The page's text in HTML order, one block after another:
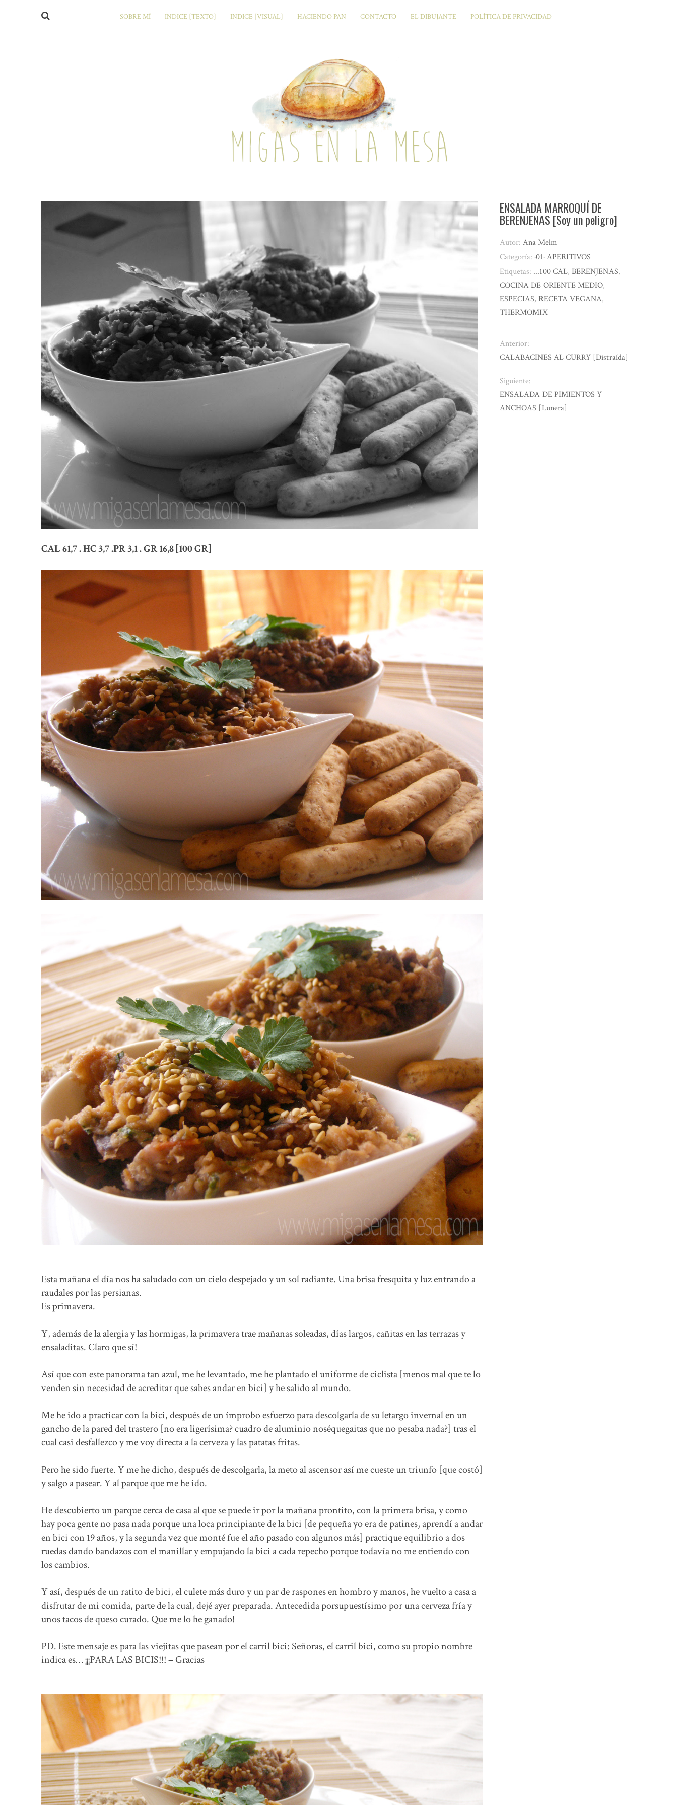
SOBRE MÍ INDICE [TEXTO] INDICE [VISUAL] HACIENDO PAN CONTACTO EL DIBUJANTE POLÍTICA DE PRIVACIDAD
CAL 61,7 . HC 3,7 .PR 3,1 . GR 16,8 [100 GR]
Esta mañana el día nos ha saludado con un cielo despejado y un sol radiante. Una brisa fresquita y luz entrando a
raudales por las persianas.
Es primavera.
Y, además de la alergia y las hormigas, la primavera trae mañanas soleadas, días largos, cañitas en las terrazas y
ensaladitas. Claro que sí!
Así que con este panorama tan azul, me he levantado, me he plantado el uniforme de ciclista [menos mal que te lo
venden sin necesidad de acreditar que sabes andar en bici] y he salido al mundo.
Me he ido a practicar con la bici, después de un ímprobo esfuerzo para descolgarla de su letargo invernal en un
gancho de la pared del trastero [no era ligerísima? cuadro de aluminio noséquegaitas que no pesaba nada?] tras el
cual casi desfallezco y me voy directa a la cerveza y las patatas fritas.
Pero he sido fuerte. Y me he dicho, después de descolgarla, la meto al ascensor así me cueste un triunfo [que costó]
y salgo a pasear. Y al parque que me he ido.
He descubierto un parque cerca de casa al que se puede ir por la mañana prontito, con la primera brisa, y como
hay poca gente no pasa nada porque una loca principiante de la bici [de pequeña yo era de patines, aprendí a andar
en bici con 19 años, y la segunda vez que monté fue el año pasado con algunos más] practique equilibrio a dos
ruedas dando bandazos con el manillar y empujando la bici a cada repecho porque todavía no me entiendo con
los cambios.
Y así, después de un ratito de bici, el culete más duro y un par de raspones en hombro y manos, he vuelto a casa a
disfrutar de mi comida, parte de la cual, dejé ayer preparada. Antecedida porsupuestísimo por una cerveza fría y
unos tacos de queso curado. Que me lo he ganado!
PD. Este mensaje es para las viejitas que pasean por el carril bici: Señoras, el carril bici, como su propio nombre
indica es… ¡¡¡PARA LAS BICIS!!! – Gracias
ENSALADA MARROQUÍ DE
BERENJENAS [Soy un peligro]
Autor:Ana Melm
Categoría: ·01· APERITIVOS
Etiquetas: ...100 CAL,BERENJENAS,
COCINA DE ORIENTE MEDIO,
ESPECIAS,RECETA VEGANA,
THERMOMIX
Anterior:
CALABACINES AL CURRY [Distraída]
Siguiente:
ENSALADA DE PIMIENTOS Y
ANCHOAS [Lunera]